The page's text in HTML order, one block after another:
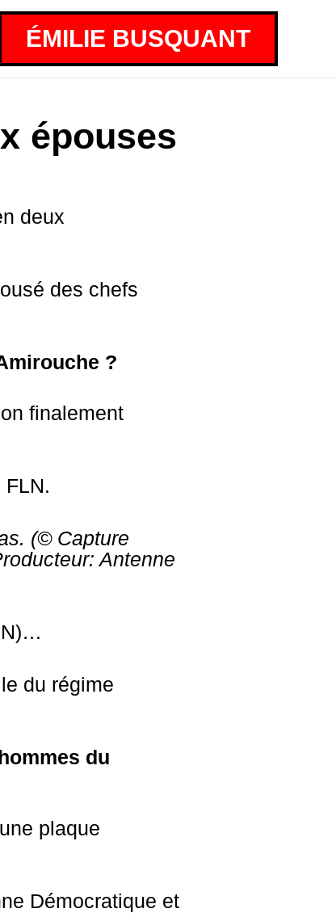
ÉMILIE BUSQUANT
épouses
deux
des chefs
?
finalement
. (© Capture
Antenne
du régime
du
plaque
Démocratique et